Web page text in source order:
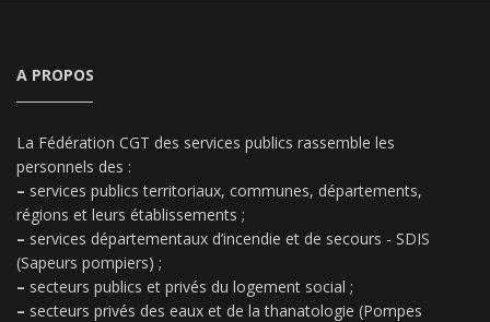
A PROPOS
La Fédération CGT des services publics rassemble les
personnels des :
– services publics territoriaux, communes, départements,
régions et leurs établissements ;
– services départementaux d’incendie et de secours - SDIS
(Sapeurs pompiers) ;
– secteurs publics et privés du logement social ;
– secteurs privés des eaux et de la thanatologie (Pompes